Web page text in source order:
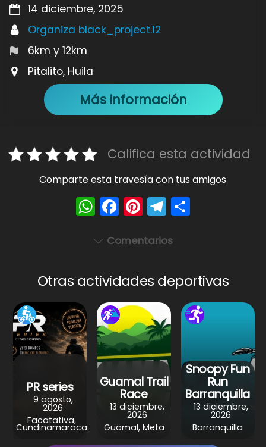
14 diciembre, 2025
Organiza black_project.12
6km y 12km
Pitalito, Huila
Más información
Califica esta actividad
Comparte esta travesía con tus amigos
W
h
a
A
p
p
F
a
c
b
o
o
k
Pi
nt
er
st
T
el
e
a
m
Comentarios
Otras actividades deportivas
PR series
9 agosto,
2026
Facatativa,
Cundinamaraca
Guamal Trail
Race
13 diciembre,
2026
Guamal, Meta
Snoopy Fun
Run
Barranquilla
13 diciembre,
2026
Barranquilla